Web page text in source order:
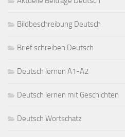
Bildbeschreibung Deutsch
Brief schreiben Deutsch
Deutsch lernen A1-A2
Deutsch lernen mit Geschichten
Deutsch Wortschatz